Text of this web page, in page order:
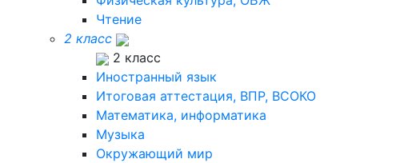
Чтение
2 класс
2 класс
Иностранный язык
Итоговая аттестация, ВПР, ВСОКО
Математика, информатика
Музыка
Окружающий мир